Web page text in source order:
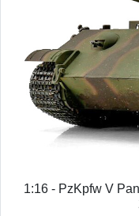
1:16 - PzKpfw V